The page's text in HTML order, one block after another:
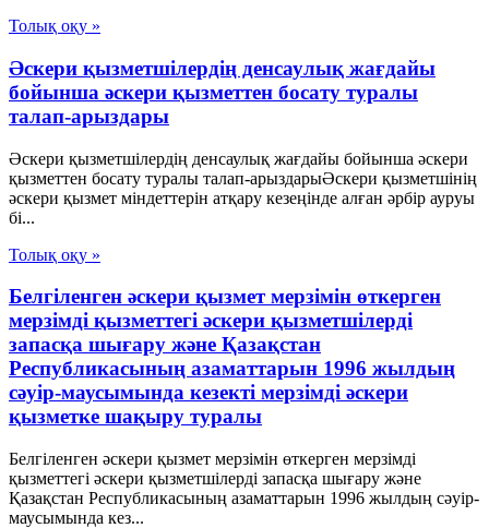
Толық оқу »
Әскери қызметшілердің денсаулық жағдайы
бойынша әскери қызметтен босату туралы
талап-арыздары
Әскери қызметшілердің денсаулық жағдайы бойынша әскери
қызметтен босату туралы талап-арыздарыӘскери қызметшінің
әскери қызмет міндеттерін атқару кезеңінде алған әрбір ауруы
бі...
Толық оқу »
Белгiленген әскери қызмет мерзiмiн өткерген
мерзiмдi қызметтегi әскери қызметшiлердi
запасқа шығару және Қазақстан
Республикасының азаматтарын 1996 жылдың
сәуiр-маусымында кезектi мерзiмдi әскери
қызметке шақыру туралы
Белгiленген әскери қызмет мерзiмiн өткерген мерзiмдi
қызметтегi әскери қызметшiлердi запасқа шығару және
Қазақстан Республикасының азаматтарын 1996 жылдың сәуiр-
маусымында кез...